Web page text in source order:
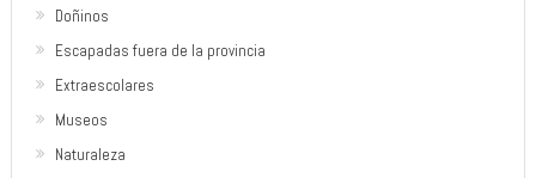
Doñinos
Escapadas fuera de la provincia
Extraescolares
Museos
Naturaleza